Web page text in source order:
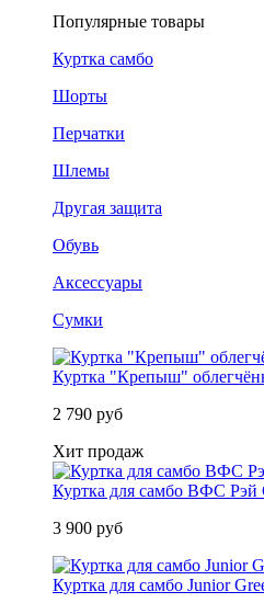
Популярные товары
Куртка самбо
Шорты
Перчатки
Шлемы
Другая защита
Обувь
Аксессуары
Сумки
Куртка "Крепыш"
2 790 руб
Хит продаж
Куртка для самбо ВФС Рэй
3 900 руб
Куртка для самбо Junior